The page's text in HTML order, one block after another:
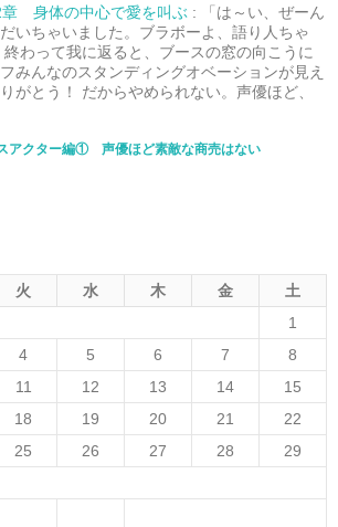
章 身体の中心で愛を叫ぶ :
「は～い、ぜーん
いちゃいました。ブラボーよ、語り人ちゃ
終わって我に返ると、ブースの窓の向こうに
みんなのスタンディングオベーションが見え
がとう！ だからやめられない。声優ほど、
アクター編① 声優ほど素敵な商売はない
火 水 木 金 土
1
4 5 6 7
8
11 12 13 14
15
18 19 20 21
22
25 26 27 28
29